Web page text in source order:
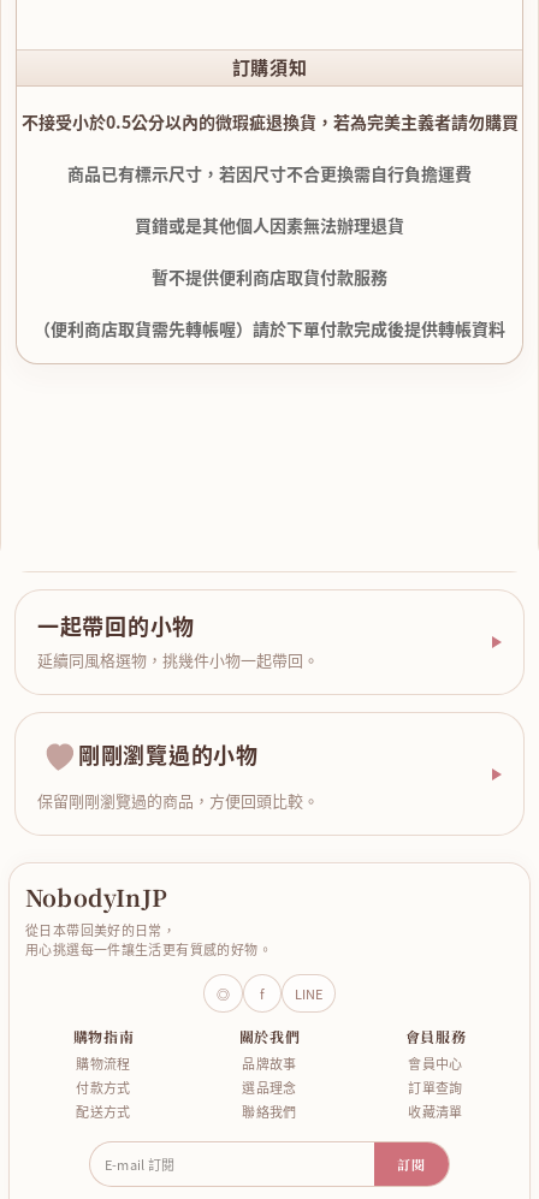
訂購須知
不接受小於0.5公分以內的微瑕疵退換貨，若為完美主義者請勿購買
商品已有標示尺寸，若因尺寸不合更換需自行負擔運費
買錯或是其他個人因素無法辦理退貨
暫不提供便利商店取貨付款服務
（便利商店取貨需先轉帳喔）請於下單付款完成後提供轉帳資料
一起帶回的小物
延續同風格選物，挑幾件小物一起帶回。
剛剛瀏覽過的小物
保留剛剛瀏覽過的商品，方便回頭比較。
NobodyInJP
從日本帶回美好的日常，
用心挑選每一件讓生活更有質感的好物。
◎ f LINE
購物指南
購物流程
付款方式
配送方式
關於我們
品牌故事
選品理念
聯絡我們
會員服務
會員中心
訂單查詢
收藏清單
E-mail 訂閱 訂閱